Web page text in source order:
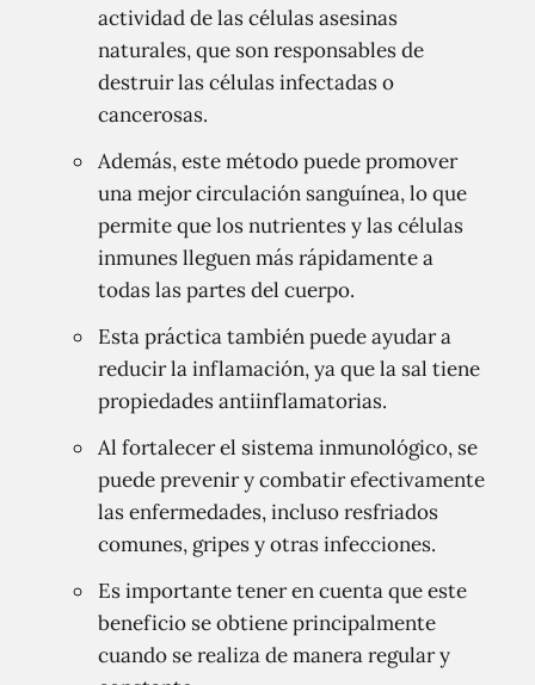
actividad de las células asesinas
naturales, que son responsables de
destruir las células infectadas o
cancerosas.
Además, este método puede promover
una mejor circulación sanguínea, lo que
permite que los nutrientes y las células
inmunes lleguen más rápidamente a
todas las partes del cuerpo.
Esta práctica también puede ayudar a
reducir la inflamación, ya que la sal tiene
propiedades antiinflamatorias.
Al fortalecer el sistema inmunológico, se
puede prevenir y combatir efectivamente
las enfermedades, incluso resfriados
comunes, gripes y otras infecciones.
Es importante tener en cuenta que este
beneficio se obtiene principalmente
cuando se realiza de manera regular y